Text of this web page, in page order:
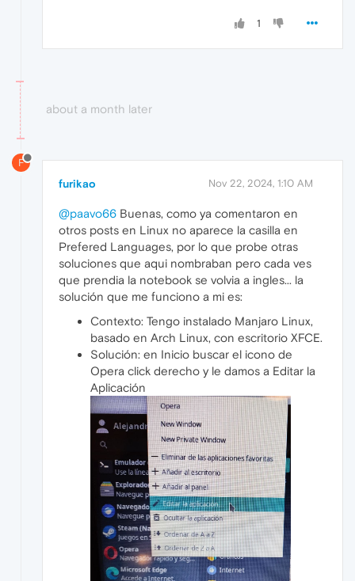
1
about a month later
F
furikao Nov 22, 2024, 1:10 AM
@paavo66 Buenas, como ya comentaron en
otros posts en Linux no aparece la casilla en
Prefered Languages, por lo que probe otras
soluciones que aqui nombraban pero cada ves
que prendia la notebook se volvia a ingles... la
solución que me funciono a mi es:
Contexto: Tengo instalado Manjaro Linux,
basado en Arch Linux, con escritorio XFCE.
Solución: en Inicio buscar el icono de
Opera click derecho y le damos a Editar la
Aplicación